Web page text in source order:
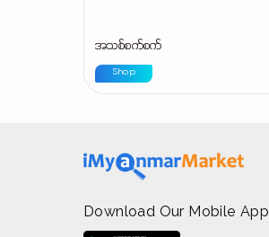
အသစ်စက်စက်
Shop
Download Our Mobile App